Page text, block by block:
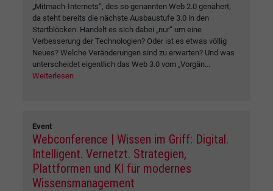
„Mitmach-Internets“, des so genannten Web 2.0 genähert,
da steht bereits die nächste Ausbaustufe 3.0 in den
Startblöcken. Handelt es sich dabei „nur“ um eine
Verbesserung der Technologien? Oder ist es etwas völlig
Neues? Welche Veränderungen sind zu erwarten? Und was
unterscheidet eigentlich das Web 3.0 vom „Vorgän...
Weiterlesen
Event
Webconference | Wissen im Griff: Digital.
Intelligent. Vernetzt. Strategien,
Plattformen und KI für modernes
Wissensmanagement